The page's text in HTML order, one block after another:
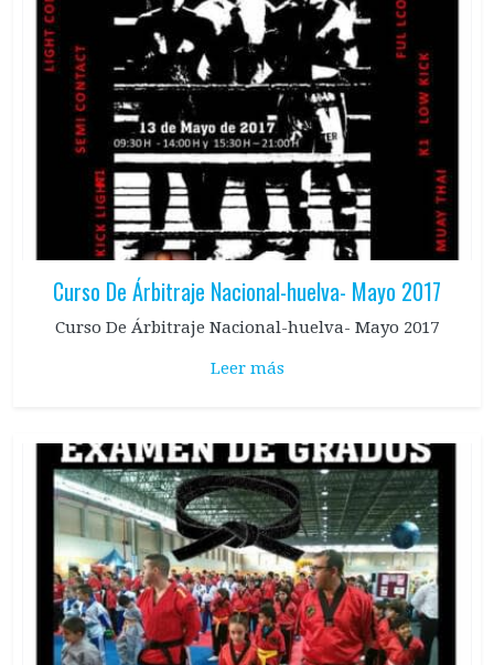
Curso De Árbitraje Nacional-huelva- Mayo 2017
Curso De Árbitraje Nacional-huelva- Mayo 2017
Leer más